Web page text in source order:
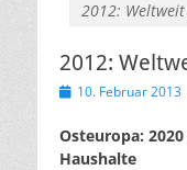
2012:
2012:
Veröffentlicht
10. Februar 2013
Osteuropa:
Haushalte